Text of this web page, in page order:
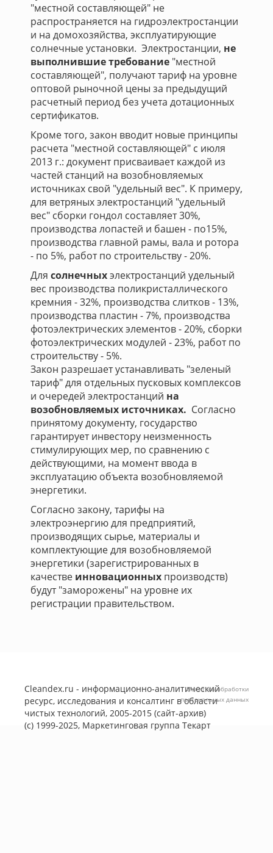
"местной составляющей" не
распространяется на гидроэлектростанции
и на домохозяйства, эксплуатирующие
солнечные установки. Электростанции, не
выполнившие требование "местной
составляющей", получают тариф на уровне
оптовой рыночной цены за предыдущий
расчетный период без учета дотационных
сертификатов.
Кроме того, закон вводит новые принципы
расчета "местной составляющей" с июля
2013 г.: документ присваивает каждой из
частей станций на возобновляемых
источниках свой "удельный вес". К примеру,
для ветряных электростанций "удельный
вес" сборки гондол составляет 30%,
производства лопастей и башен - по15%,
производства главной рамы, вала и ротора
- по 5%, работ по строительству - 20%.
Для солнечныхэлектростанций удельный
вес производства поликристаллического
кремния - 32%, производства слитков - 13%,
производства пластин - 7%, производства
фотоэлектрических элементов - 20%, сборки
фотоэлектрических модулей - 23%, работ по
строительству - 5%.
Закон разрешает устанавливать "зеленый
тариф" для отдельных пусковых комплексов
и очередей электростанций на
возобновляемых источниках. Согласно
принятому документу, государство
гарантирует инвестору неизменность
стимулирующих мер, по сравнению с
действующими, на момент ввода в
эксплуатацию объекта возобновляемой
энергетики.
Согласно закону, тарифы на
электроэнергию для предприятий,
производящих сырье, материалы и
комплектующие для возобновляемой
энергетики (зарегистрированных в
качестве инновационных производств)
будут "заморожены" на уровне их
регистрации правительством.
Cleandex.ru - информационно-аналитический
ресурс, исследования и консалтинг в области
чистых технологий, 2005-2015 (сайт-архив)
(с) 1999-2025, Маркетинговая группа Текарт
Политика обработки
персональных данных